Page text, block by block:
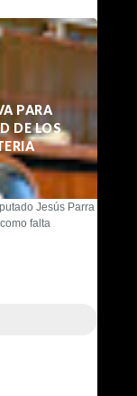
PARA
DE LOS
Jesús Parra
falta